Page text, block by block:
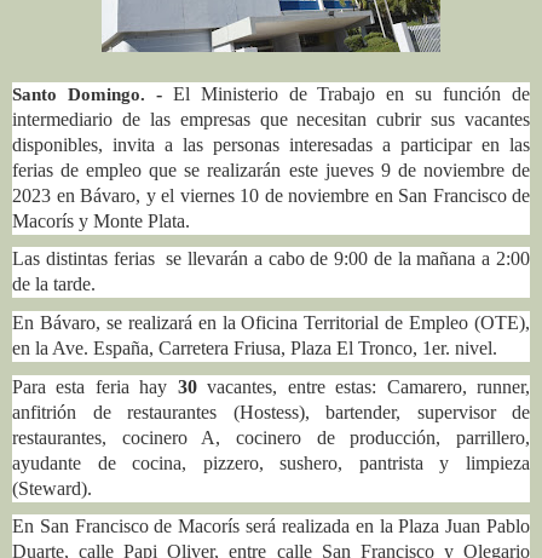
Santo Domingo. -El Ministerio de Trabajo en su función de
intermediario de las empresas que necesitan cubrir sus vacantes
disponibles, invita a las personas interesadas a participar en las
ferias de empleo que se realizarán este jueves 9 de noviembre de
2023 en Bávaro, y el viernes 10 de noviembre en San Francisco de
Macorís y Monte Plata.
Las distintas ferias se llevarán a cabo de 9:00 de la mañana a 2:00
de la tarde.
En Bávaro, se realizará en la Oficina Territorial de Empleo (OTE),
en la Ave. España, Carretera Friusa, Plaza El Tronco, 1er. nivel.
Para esta feria hay 30vacantes, entre estas: Camarero, runner,
anfitrión de restaurantes (Hostess), bartender, supervisor de
restaurantes, cocinero A, cocinero de producción, parrillero,
ayudante de cocina, pizzero, sushero, pantrista y limpieza
(Steward).
En San Francisco de Macorís será realizada en la Plaza Juan Pablo
Duarte, calle Papi Oliver, entre calle San Francisco y Olegario